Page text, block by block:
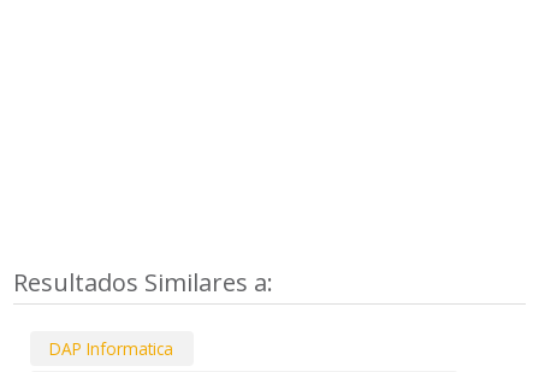
Resultados Similares a:
DAP Informatica